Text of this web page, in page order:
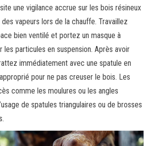
une vigilance accrue sur les bois résineux
vapeurs lors de la chauffe. Travaillez
bien ventilé et portez un masque à
particules en suspension. Après avoir
immédiatement avec une spatule en
pour ne pas creuser le bois. Les
comme les moulures ou les angles
de spatules triangulaires ou de brosses